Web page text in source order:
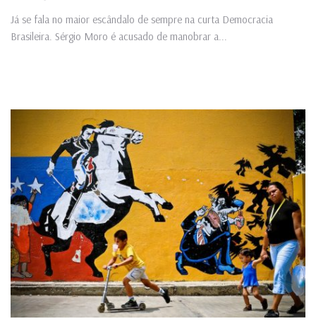
Já se fala no maior escândalo de sempre na curta Democracia
Brasileira. Sérgio Moro é acusado de manobrar a...